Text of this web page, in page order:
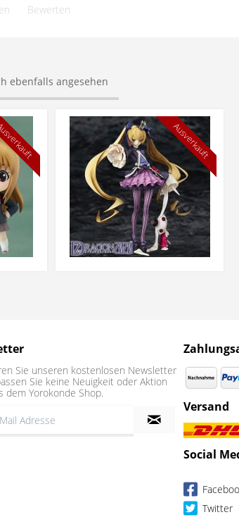
Bewerten
ebenfalls angesehen
Ausverkauft
Sie unseren kostenlosen Newsletter
Sie keine Neuigkeit oder Aktion
dem Yorokonde Shop.
Versand
Social
Twitter